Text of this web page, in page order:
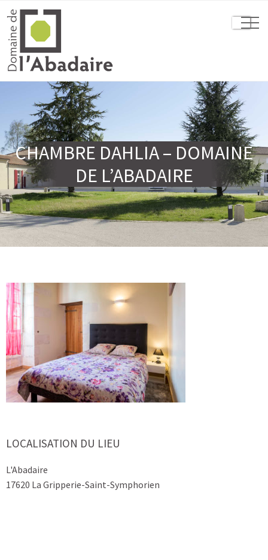
CHAMBRE DAHLIA – DOMAINE
DE L’ABADAIRE
LOCALISATION DU LIEU
L'Abadaire
17620 La Gripperie-Saint-Symphorien